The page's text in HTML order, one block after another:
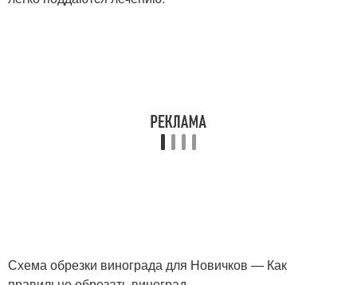
Схема обрезки винограда для Новичков — Как